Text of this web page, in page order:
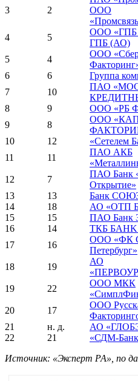
3 2
ООО
4 5
ООО «ГПБ
ГПБ (АО)
5 4
ООО
6
6 Группа
7
10
ПАО
8
9 ООО «РБ
9
8
ООО
10
12 «Сетелем
11
11
ПАО АКБ
12 7
ПАО Банк
Открытие»
13
13 Банк
14
18 АО «ОТП
15
15 ПАО Банк
16
14 ТКБ
17
16
ООО «ФК
Петербург»
18 19
АО
19 22
ООО МКК
20 17
ООО
21
н. д. АО
22
21 «СДМ-
Источник: «Эксперт РА», по